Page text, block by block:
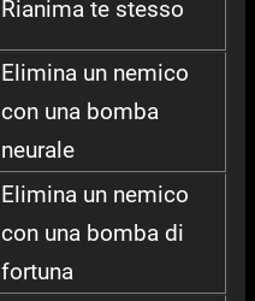
Rianima te stesso
Elimina un nemico
con una bomba
neurale
Elimina un nemico
con una bomba di
fortuna